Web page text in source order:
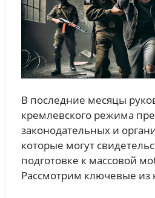
В последние месяцы
кремлевского режима
законодательных и
которые могут
подготовке к массовой
Рассмотрим ключевые из